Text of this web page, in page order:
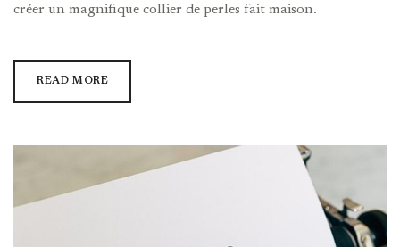
créer un magnifique collier de perles fait maison.
READ MORE